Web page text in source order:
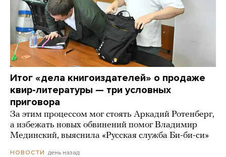
Итог «дела книгоиздателей» о продаже
квир-литературы — три условных
приговора
За этим процессом мог стоять Аркадий Ротенберг,
а избежать новых обвинений помог Владимир
Мединский, выяснила «Русская служба Би-би-си»
НОВОСТИ день назад